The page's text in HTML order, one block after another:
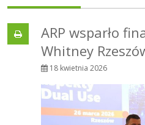
ARP wsparło
Whitney
18 kwietnia 2026